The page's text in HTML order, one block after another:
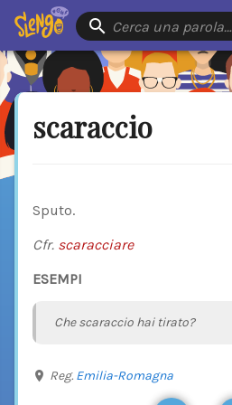
Cerca una parola…
scaraccio
Sputo.
Cfr. scaracciare
ESEMPI
Che scaraccio hai tirato?
Reg. Emilia-Romagna